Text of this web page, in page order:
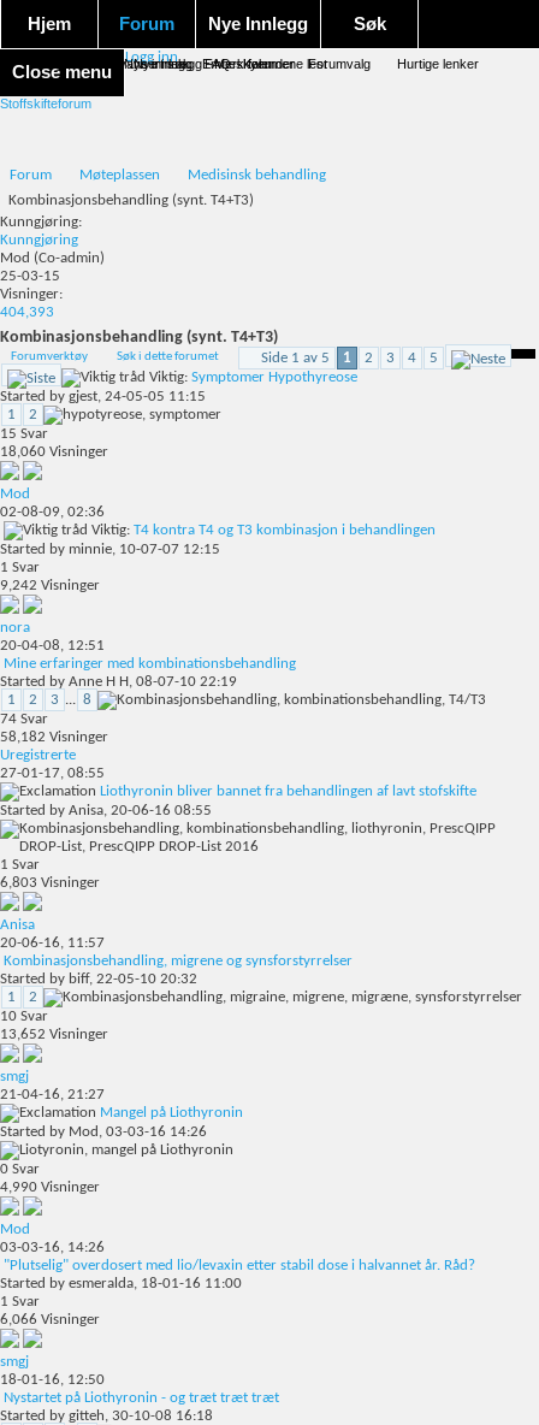
Hjem Forum
Nye innlegg FAQ Kalender Forumvalg Hurtige lenker
Nye Innlegg
Nye innlegg Merk forumene lest
Søk
Avansert søk Emneskyen
Close menu
Logg inn
Stoffskifteforum
Forum Møteplassen
Medisinsk behandling
Kombinasjonsbehandling (synt. T4+T3)
Kunngjøring:
Kunngjøring
Mod (Co-admin)
25-03-15
Visninger:
404,393
Kombinasjonsbehandling (synt. T4+T3)
Forumverktøy Søk i dette forumet Side 1 av 5 1 2 3 4
5
Viktig: Symptomer Hypothyreose
Started by gjest, 24-05-05 11:15
1
2
15 Svar
18,060 Visninger
Mod
02-08-09, 02:36
Viktig: T4 kontra T4 og T3 kombinasjon i behandlingen
Started by minnie, 10-07-07 12:15
1 Svar
9,242 Visninger
nora
20-04-08, 12:51
Mine erfaringer med kombinationsbehandling
Started by Anne H H, 08-07-10 22:19
1
2 3 ... 8
74 Svar
58,182 Visninger
Uregistrerte
27-01-17, 08:55
Liothyronin bliver bannet fra behandlingen af lavt stofskifte
Started by Anisa, 20-06-16 08:55
1 Svar
6,803 Visninger
Anisa
20-06-16, 11:57
Kombinasjonsbehandling, migrene og synsforstyrrelser
Started by biff, 22-05-10 20:32
1
2
10 Svar
13,652 Visninger
smgj
21-04-16, 21:27
Mangel på Liothyronin
Started by Mod , 03-03-16 14:26
0 Svar
4,990 Visninger
Mod
03-03-16, 14:26
"Plutselig" overdosert med lio/levaxin etter stabil dose i halvannet år. Råd?
Started by esmeralda, 18-01-16 11:00
1 Svar
6,066 Visninger
smgj
18-01-16, 12:50
Nystartet på Liothyronin - og træt træt træt
Started by gitteh, 30-10-08 16:18